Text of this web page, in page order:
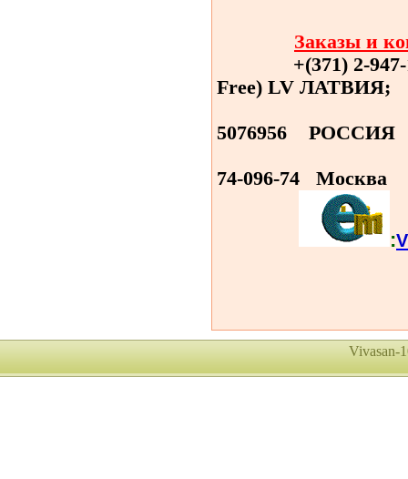
Заказы и
+(371) 2-
Free) LV ЛАТВИЯ;
5076956
РОССИЯ
74-096-74
Москва
:
Vivasan-